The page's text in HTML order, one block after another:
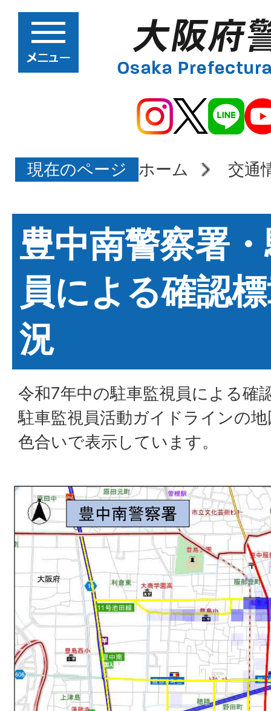
現在のページ ホーム 交通
豊中南警察署
員による確認
況
令和7年中の駐車監視員による確
駐車監視員活動ガイドラインの
色合いで表示しています。